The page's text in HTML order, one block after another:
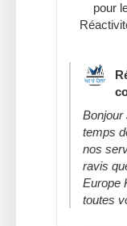
pour
Bonjour
temps
nos
ravis
Europe
toutes